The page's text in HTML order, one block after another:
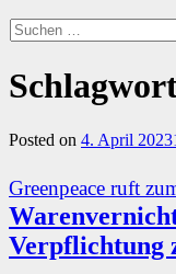
Suchen
nach:
Posted on 4. April 2023
Greenpeace ruft
Verpflichtung